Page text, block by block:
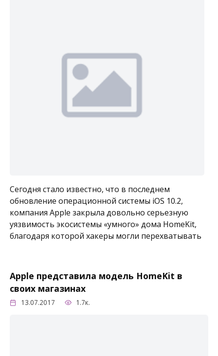
Сегодня стало известно, что в последнем
обновление операционной системы iOS 10.2,
компания Apple закрыла довольно серьезную
уязвимость экосистемы «умного» дома HomeKit,
благодаря которой хакеры могли перехватывать
Apple представила модель HomeKit в
своих магазинах
13.07.2017 1.7к.